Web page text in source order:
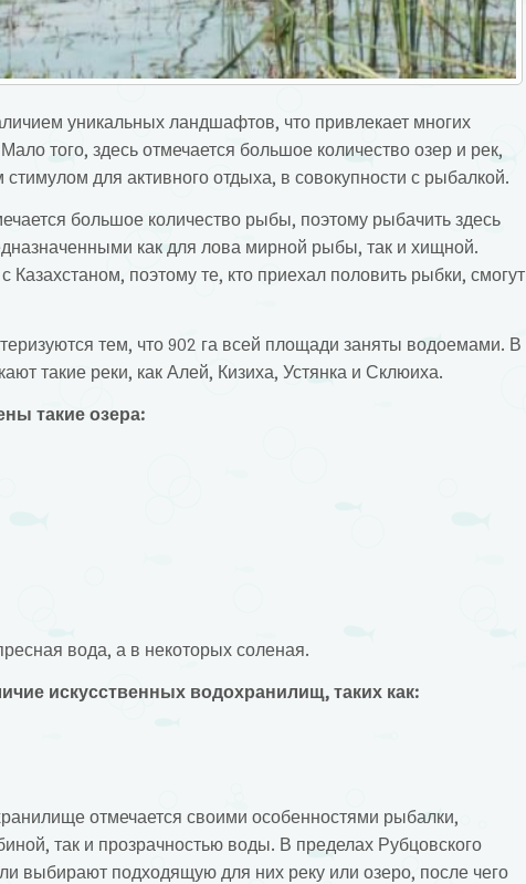
уникальных ландшафтов, что привлекает многих
того, здесь отмечается большое количество озер и рек,
для активного отдыха, в совокупности с рыбалкой.
большое количество рыбы, поэтому рыбачить здесь
как для лова мирной рыбы, так и хищной.
Казахстаном, поэтому те, кто приехал половить рыбки, смогут
тем, что 902 га всей площади заняты водоемами. В
такие реки, как Алей, Кизиха, Устянка и Склюиха.
такие озера:
вода, а в некоторых соленая.
искусственных водохранилищ, таких как:
отмечается своими особенностями рыбалки,
так и прозрачностью воды. В пределах Рубцовского
выбирают подходящую для них реку или озеро, после чего